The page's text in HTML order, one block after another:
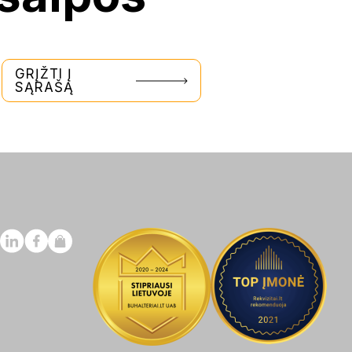
GRĮŽTI Į
SĄRAŠĄ